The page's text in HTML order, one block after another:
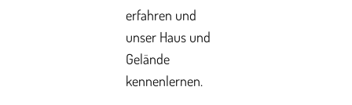
erfahren und
unser Haus und
Gelände
kennenlernen.